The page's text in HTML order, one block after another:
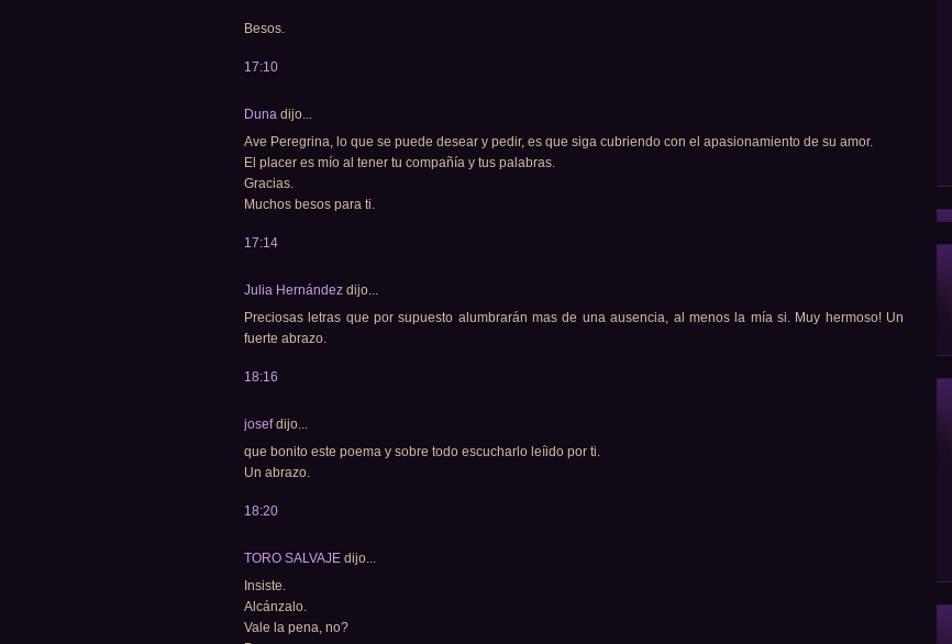
Besos.
17:10
Duna dijo...
Ave Peregrina, lo que se puede desear y pedir, es que siga cubriendo con el apasionamiento de su amor.
El placer es mío al tener tu compañía y tus palabras.
Gracias.
Muchos besos para ti.
17:14
Julia Hernández dijo...
Preciosas letras que por supuesto alumbrarán mas de una ausencia, al menos la mía si. Muy hermoso! Un
fuerte abrazo.
18:16
josefdijo...
que bonito este poema y sobre todo escucharlo leíido por ti.
Un abrazo.
18:20
TORO SALVAJE dijo...
Insiste.
Alcánzalo.
Vale la pena, no?